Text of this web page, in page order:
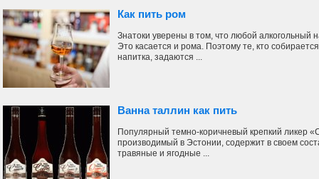
Как пить ром
Знатоки уверены в том, что любой алкогольный
Это касается и рома. Поэтому те, кто
напитка, задаются ...
Ванна таллин как пить
Популярный темно-коричневый крепкий ликер
производимый в Эстонии, содержит в своем
травяные и ягодные ...